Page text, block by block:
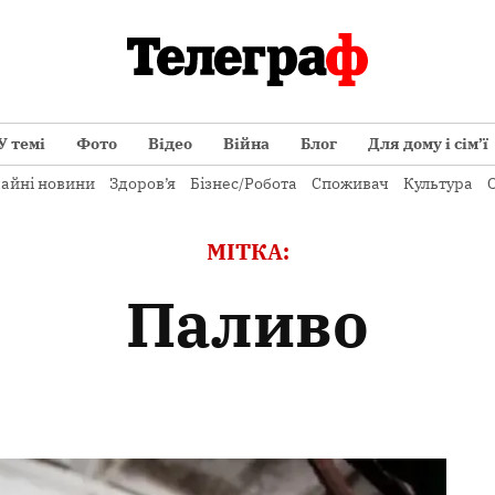
темі Фото Відео Війна Блог Для дому і сім’ї
новини Здоров’я Бізнес/Робота Споживач Культура
МІТКА:
паливо